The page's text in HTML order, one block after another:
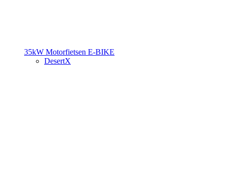
35kW Motorfietsen E-BIKE
DesertX